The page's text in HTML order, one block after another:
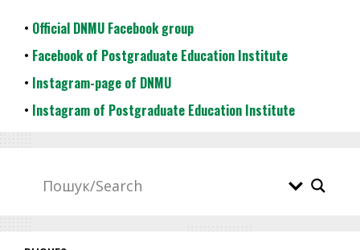
• Official DNMU Facebook group
• Facebook of Postgraduate Education Institute
• Instagram-page of DNMU
• Instagram of Postgraduate Education Institute